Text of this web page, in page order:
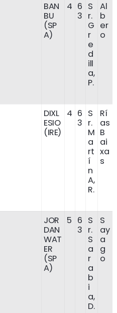
BAN
BU
(SP
A)
4 6
3
S
r.
G
r
e
d
ill
a,
P.
Al
b
er
o
DIXL
ESIO
(IRE)
4 6
3
S
r.
M
a
rt
í
n
A,
R.
Rí
as
B
ai
xa
s
JOR
DAN
WAT
ER
(SP
A)
5 6
3
S
r.
S
a
r
a
b
i
a,
D.
S
ay
a
g
o